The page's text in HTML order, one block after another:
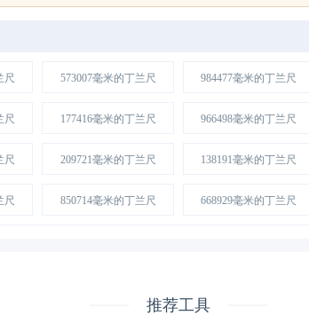
尺 573007毫米的丁兰尺 984477毫米的丁兰尺
尺 177416毫米的丁兰尺 966498毫米的丁兰尺
尺 209721毫米的丁兰尺 138191毫米的丁兰尺
尺 850714毫米的丁兰尺 668929毫米的丁兰尺
推荐工具